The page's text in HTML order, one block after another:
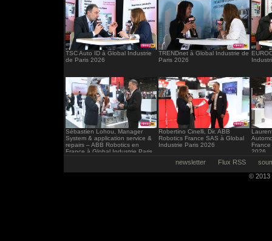
TSC Auto ID à Global Industrie
de Paris 2026
TRENDnet à Global Industrie de
Paris 2026
Sébastien Lohou, Manager
System & application service &
repairs – ABB Robotics en
France à Global Industrie Paris
Robertino Cinelli, Dir. ABB
Robotics France SAS à Global
Industrie Paris 2026
2026
newsletter Flux RSS
© 2013